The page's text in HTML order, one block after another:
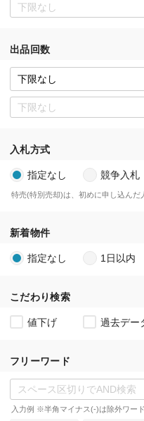
出品回数
入札方式
指定なし 競争入札
特売(特別売却)は、初めに申し込ん
新着物件
指定なし 1日以内
こだわり検索
値下げ 過去デー
フリーワード
入力例 ※半角マイナス(-)は除外ワード